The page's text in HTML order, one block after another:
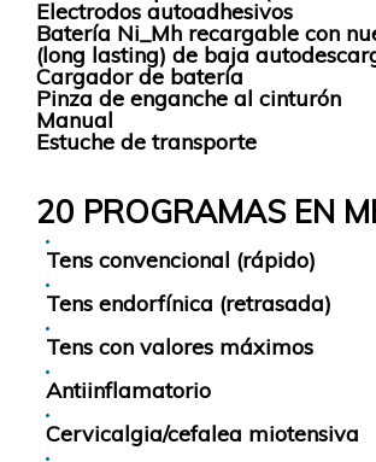
Electrodos autoadhesivos
Batería Ni_Mh recargable con
(long lasting) de baja
Cargador de batería
Pinza de enganche al cinturón
Manual
Estuche de transporte
20 PROGRAMAS EN
Tens convencional (rápido)
Tens endorfínica (retrasada)
Tens con valores máximos
Antiinflamatorio
Cervicalgia/cefalea miotensiva